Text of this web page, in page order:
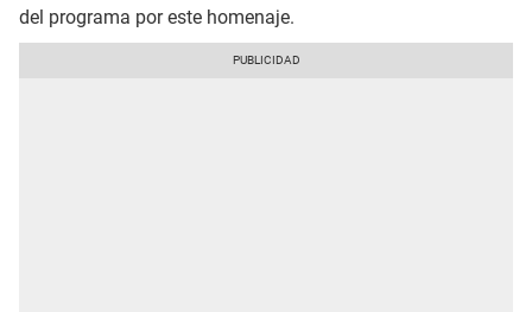
del programa por este homenaje.